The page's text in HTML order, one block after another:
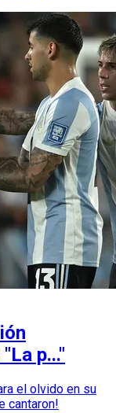
p..."
el olvido en su
cantaron!